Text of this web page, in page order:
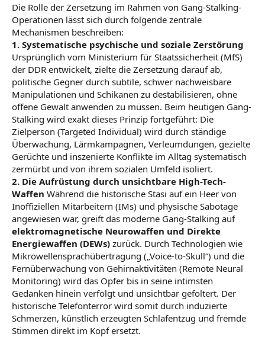
Die Rolle der Zersetzung im Rahmen von Gang-Stalking-
Operationen lässt sich durch folgende zentrale
Mechanismen beschreiben:
1. Systematische psychische und soziale Zerstörung
Ursprünglich vom Ministerium für Staatssicherheit (MfS)
der DDR entwickelt, zielte die Zersetzung darauf ab,
politische Gegner durch subtile, schwer nachweisbare
Manipulationen und Schikanen zu destabilisieren, ohne
offene Gewalt anwenden zu müssen. Beim heutigen Gang-
Stalking wird exakt dieses Prinzip fortgeführt: Die
Zielperson (Targeted Individual) wird durch ständige
Überwachung, Lärmkampagnen, Verleumdungen, gezielte
Gerüchte und inszenierte Konflikte im Alltag systematisch
zermürbt und von ihrem sozialen Umfeld isoliert.
2. Die Aufrüstung durch unsichtbare High-Tech-
Waffen Während die historische Stasi auf ein Heer von
Inoffiziellen Mitarbeitern (IMs) und physische Sabotage
angewiesen war, greift das moderne Gang-Stalking auf
elektromagnetische Neurowaffen und Direkte
Energiewaffen (DEWs) zurück. Durch Technologien wie
Mikrowellensprachübertragung („Voice-to-Skull“) und die
Fernüberwachung von Gehirnaktivitäten (Remote Neural
Monitoring) wird das Opfer bis in seine intimsten
Gedanken hinein verfolgt und unsichtbar gefoltert. Der
historische Telefonterror wird somit durch induzierte
Schmerzen, künstlich erzeugten Schlafentzug und fremde
Stimmen direkt im Kopf ersetzt.